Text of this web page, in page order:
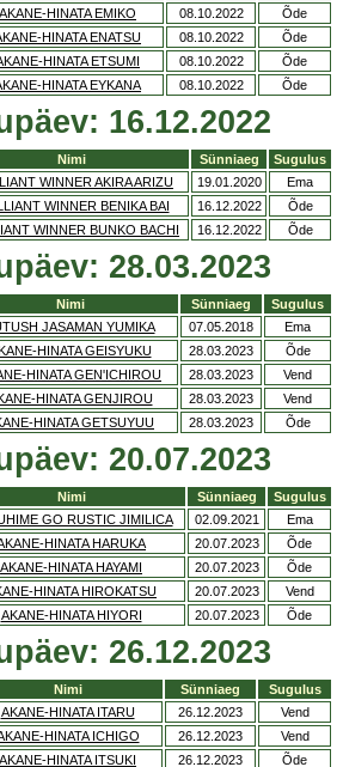
AKANE-HINATA EMIKO 08.10.2022
Õde
HINATA ENATSU 08.10.2022
Õde
HINATA ETSUMI 08.10.2022
Õde
HINATA EYKANA 08.10.2022 Õde
16.12.2022
Nimi Sünniaeg
Sugulus
WINNER AKIRA ARIZU 19.01.2020
Ema
WINNER BENIKA BAI 16.12.2022
Õde
WINNER BUNKO BACHI 16.12.2022 Õde
28.03.2023
Nimi Sünniaeg
Sugulus
JASAMAN YUMIKA 07.05.2018
Ema
HINATA GEISYUKU 28.03.2023
Õde
HINATA GEN'ICHIROU 28.03.2023
Vend
HINATA GENJIROU 28.03.2023
Vend
HINATA GETSUYUU 28.03.2023 Õde
20.07.2023
Nimi Sünniaeg
Sugulus
GO RUSTIC JIMILICA 02.09.2021
Ema
HINATA HARUKA 20.07.2023
Õde
AKANE-HINATA HAYAMI 20.07.2023
Õde
HINATA HIROKATSU 20.07.2023
Vend
AKANE-HINATA HIYORI 20.07.2023 Õde
26.12.2023
Nimi Sünniaeg
Sugulus
AKANE-HINATA ITARU 26.12.2023
Vend
HINATA ICHIGO 26.12.2023
Vend
AKANE-HINATA ITSUKI 26.12.2023
Õde